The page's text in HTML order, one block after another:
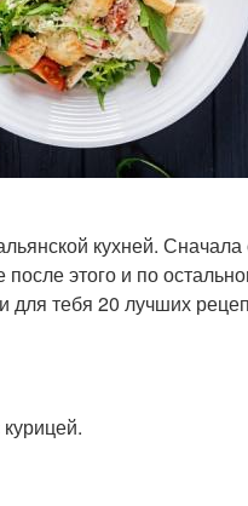
кухней.
этого и по
для тебя 20 лучших